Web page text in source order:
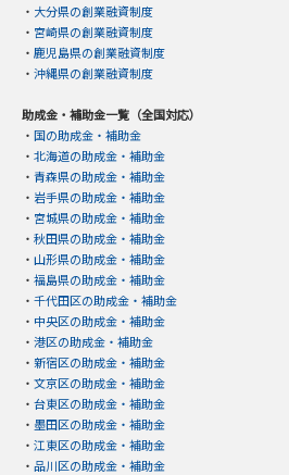
・ 大分県の創業融資制度
・ 宮崎県の創業融資制度
・ 鹿児島県の創業融資制度
・ 沖縄県の創業融資制度
助成金・補助金一覧（全国対応）
・ 国の助成金・補助金
・ 北海道の助成金・補助金
・ 青森県の助成金・補助金
・ 岩手県の助成金・補助金
・ 宮城県の助成金・補助金
・ 秋田県の助成金・補助金
・ 山形県の助成金・補助金
・ 福島県の助成金・補助金
・ 千代田区の助成金・補助金
・ 中央区の助成金・補助金
・ 港区の助成金・補助金
・ 新宿区の助成金・補助金
・ 文京区の助成金・補助金
・ 台東区の助成金・補助金
・ 墨田区の助成金・補助金
・ 江東区の助成金・補助金
・ 品川区の助成金・補助金